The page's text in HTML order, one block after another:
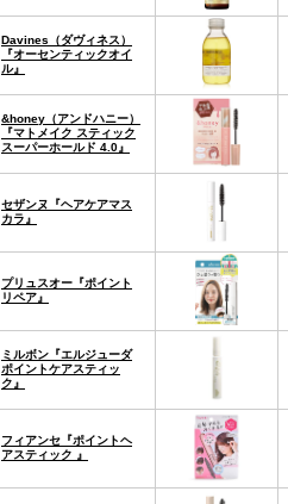
Davines（ダヴィネス）
『オーセンティックオイ
ル』
&honey（アンドハニー）
『マトメイク スティック
スーパーホールド 4.0』
セザンヌ『ヘアケアマス
カラ』
プリュスオー『ポイント
リペア』
ミルボン『エルジューダ
ポイントケアスティッ
ク』
フィアンセ『ポイントヘ
アスティック 』